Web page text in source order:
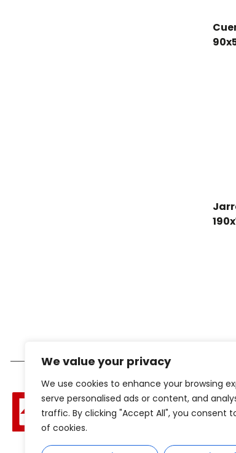
We value your privacy
We use cookies to enhance your browsing
serve personalised ads or content, and
traffic. By clicking "Accept All", you consent
of cookies.